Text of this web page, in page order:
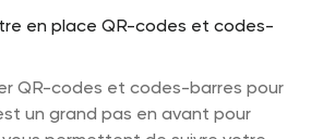
QR-codes et codes-barres pour
un grand pas en avant pour